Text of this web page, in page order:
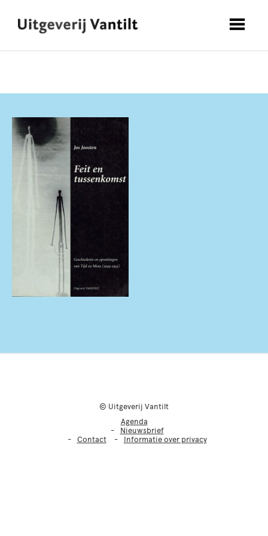
© Uitgeverij Vantilt
Agenda
Nieuwsbrief
Contact
Informatie over privacy